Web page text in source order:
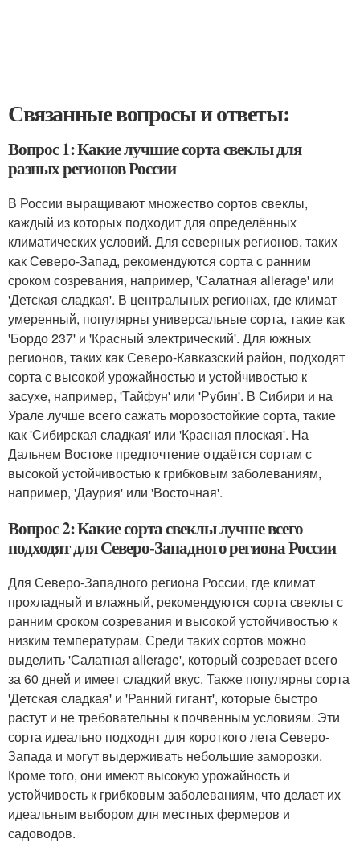
Связанные вопросы и ответы:
Вопрос 1: Какие лучшие сорта свеклы для
разных регионов России
В России выращивают множество сортов свеклы,
каждый из которых подходит для определённых
климатических условий. Для северных регионов, таких
как Северо-Запад, рекомендуются сорта с ранним
сроком созревания, например, 'Салатная allerage' или
'Детская сладкая'. В центральных регионах, где климат
умеренный, популярны универсальные сорта, такие как
'Бордо 237' и 'Красный электрический'. Для южных
регионов, таких как Северо-Кавказский район, подходят
сорта с высокой урожайностью и устойчивостью к
засухе, например, 'Тайфун' или 'Рубин'. В Сибири и на
Урале лучше всего сажать морозостойкие сорта, такие
как 'Сибирская сладкая' или 'Красная плоская'. На
Дальнем Востоке предпочтение отдаётся сортам с
высокой устойчивостью к грибковым заболеваниям,
например, 'Даурия' или 'Восточная'.
Вопрос 2: Какие сорта свеклы лучше всего
подходят для Северо-Западного региона России
Для Северо-Западного региона России, где климат
прохладный и влажный, рекомендуются сорта свеклы с
ранним сроком созревания и высокой устойчивостью к
низким температурам. Среди таких сортов можно
выделить 'Салатная allerage', который созревает всего
за 60 дней и имеет сладкий вкус. Также популярны сорта
'Детская сладкая' и 'Ранний гигант', которые быстро
растут и не требовательны к почвенным условиям. Эти
сорта идеально подходят для короткого лета Северо-
Запада и могут выдерживать небольшие заморозки.
Кроме того, они имеют высокую урожайность и
устойчивость к грибковым заболеваниям, что делает их
идеальным выбором для местных фермеров и
садоводов.